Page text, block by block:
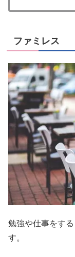
ファミレス
勉強や仕事をす
す。